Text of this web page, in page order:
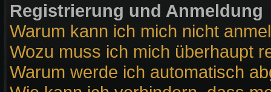
Registrierung und Anmeldung
Warum kann ich mich nicht
Wozu muss ich mich überhaupt
Warum werde ich automatisch